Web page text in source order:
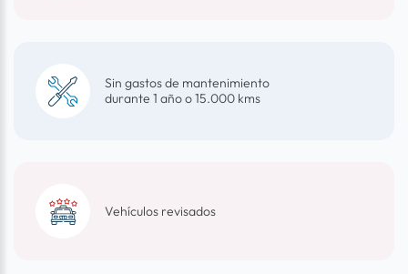
Sin gastos de mantenimiento
durante 1 año o 15.000 kms
Vehículos revisados